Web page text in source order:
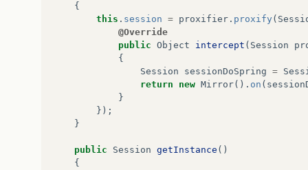
{
this . session = proxifier . proxify (
@Override
public Object intercept ( Session
{
Session
sessionDoSpring =
return
new Mirror(). on (
}
});
}
public Session getInstance ()
{